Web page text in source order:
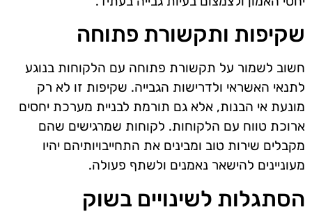
שקיפות ותקשורת פתוחה
חשוב לשמור על תקשורת פתוחה עם הלקוחות בנוגע
לתנאי האשראי ולדרישות הגבייה. שקיפות זו לא רק
מונעת אי הבנות, אלא גם תורמת לבניית מערכת יחסים
ארוכת טווח עם הלקוחות. לקוחות שמרגישים שהם
מקבלים שירות טוב ומבינים את התחייבויותיהם יהיו
מעוניינים להישאר נאמנים ולשתף פעולה.
הסתגלות לשינויים בשוק